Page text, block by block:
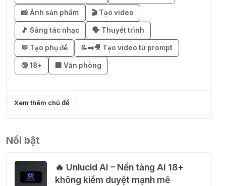
֎ Cách nhận ChatGPT Go 12 tháng
miễn phí
01 Thg 08 2026
🎁 Hướng dẫn nhận Capcut Pro 1
🐈 Nhận miễn phí 30 video AI + 100
📸 Ảnh sản phẩm 🎬 Tạo video
🎵 Sáng tác nhạc 🗣️ Thuyết trình
💬 Tạo phụ đề 📝➡️🎥 Tạo video từ prompt
🔞 18+ 🏢 Văn phòng
Xem thêm chủ đề
Nổi bật
🔥 Unlucid AI – Nền tảng AI 18+
không kiểm duyệt mạnh mẽ